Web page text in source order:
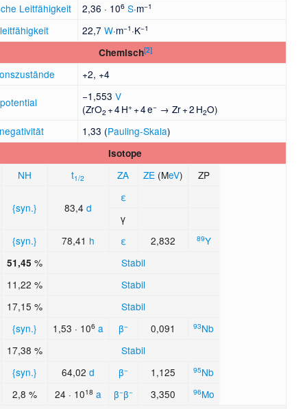
Leitfähigkeit 2,36 · 106 S·m−1
22,7W·m−1 ·K−1
Chemisch[2]
+2, +4
−1,553V
(ZrO2 + 4 H+ + 4 e− → Zr + 2 H2O)
1,33 (Pauling-Skala)
Isotope
NH t1/2 ZA ZE(MeV) ZP
{syn.} 83,4 d
ε
γ
{syn.}
78,41 h ε 2,832 89Y
51,45 %
Stabil
11,22 %
Stabil
17,15 %
Stabil
{syn.}
1,53 · 106 a β− 0,091 93Nb
17,38 %
Stabil
{syn.}
64,02 d β− 1,125 95Nb
2,8 %
24 · 1018 a β−β− 3,350 96Mo